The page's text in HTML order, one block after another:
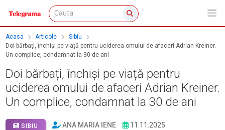
Acasa Articole
Sibiu
Doi bărbați, închiși pe viață pentru uciderea omului de afaceri Adrian Kreiner.
Un complice, condamnat la 30 de ani
Doi bărbați, închiși pe viață pentru
uciderea omului de afaceri Adrian Kreiner.
Un complice, condamnat la 30 de ani
SIBIU ANA MARIA IENE 11.11.2025